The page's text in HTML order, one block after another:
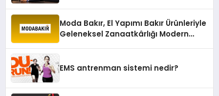
Moda Bakır, El Yapımı Bakır Ürünleriyle
Geleneksel Zanaatkârlığı Modern
EMS antrenman sistemi nedir?